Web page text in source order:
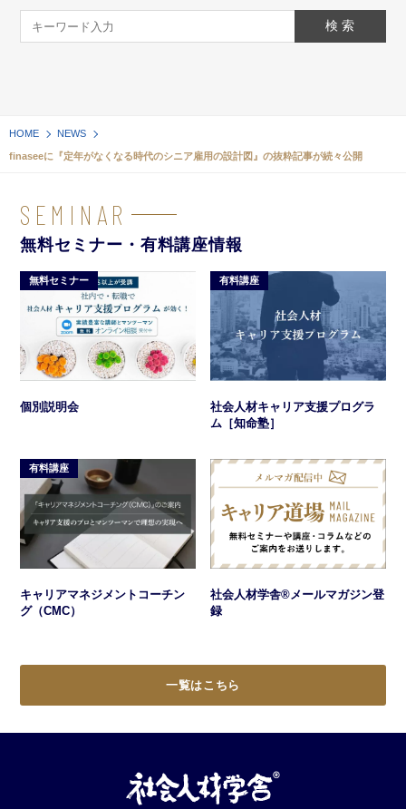
HOME NEWS
finaseeに『定年がなくなる時代のシニア雇用の設計図』の抜粋記事が続々公開
SEMINAR
無料セミナー・有料講座情報
無料セミナー
個別説明会
有料講座
社会人材キャリア支援プログラ
ム［知命塾］
有料講座
キャリアマネジメントコーチン
グ（CMC）
社会人材学舎®メールマガジン登
録
一覧はこちら